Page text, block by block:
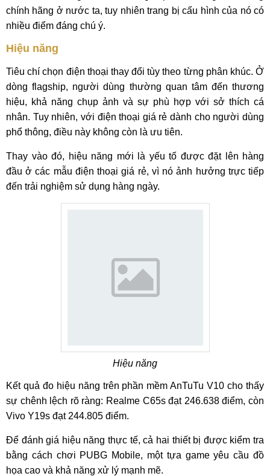
chính hãng ở nước ta, tuy nhiên trang bị cấu hình của nó có
nhiều điểm đáng chú ý.
Hiệu năng
Tiêu chí chọn điện thoại thay đổi tùy theo từng phân khúc. Ở
dòng flagship, người dùng thường quan tâm đến thương
hiệu, khả năng chụp ảnh và sự phù hợp với sở thích cá
nhân. Tuy nhiên, với điện thoại giá rẻ dành cho người dùng
phổ thông, điều này không còn là ưu tiên.
Thay vào đó, hiệu năng mới là yếu tố được đặt lên hàng
đầu ở các mẫu điện thoại giá rẻ, vì nó ảnh hưởng trực tiếp
đến trải nghiệm sử dụng hàng ngày.
Hiệu năng
Kết quả đo hiệu năng trên phần mềm AnTuTu V10 cho thấy
sự chênh lệch rõ ràng: Realme C65s đạt 246.638 điểm, còn
Vivo Y19s đạt 244.805 điểm.
Để đánh giá hiệu năng thực tế, cả hai thiết bị được kiểm tra
bằng cách chơi PUBG Mobile, một tựa game yêu cầu đồ
họa cao và khả năng xử lý mạnh mẽ.